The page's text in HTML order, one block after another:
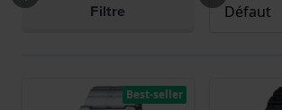
Filtre
Best-seller